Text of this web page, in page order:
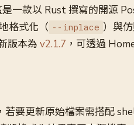
一款以 Rust 撰寫的開源
格式化（ --inplace ）與
版本為 v2.1.7 ，可透過
要更新原始檔案需搭配